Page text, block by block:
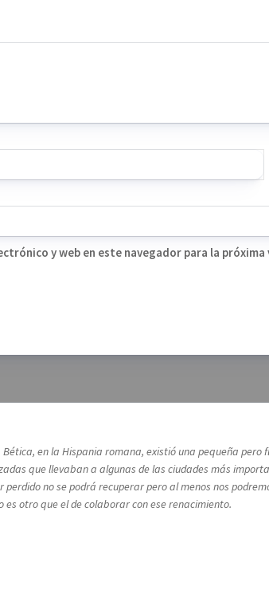
y web en este navegador para la próxima
en la Hispania romana, existió una pequeña
que llevaban a algunas de las ciudades más
no se podrá recuperar pero al menos nos
otro que el de colaborar con ese renacimiento.